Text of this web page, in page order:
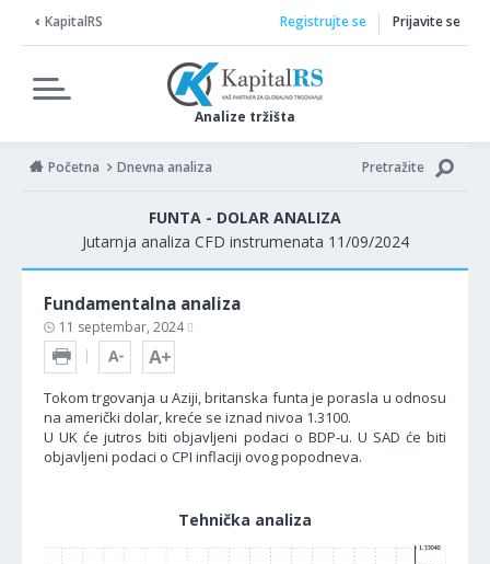
KapitalRS
Analize tržišta
Registrujte se Prijavite se
Početna Dnevna analiza Pretražite
FUNTA - DOLAR ANALIZA
Jutarnja analiza CFD instrumenata 11/09/2024
Fundamentalna analiza
11 septembar, 2024
Tokom trgovanja u Aziji, britanska funta je porasla u odnosu
na američki dolar, kreće se iznad nivoa 1.3100.
U UK će jutros biti objavljeni podaci o BDP-u. U SAD će biti
objavljeni podaci o CPI inflaciji ovog popodneva.
Tehnička analiza